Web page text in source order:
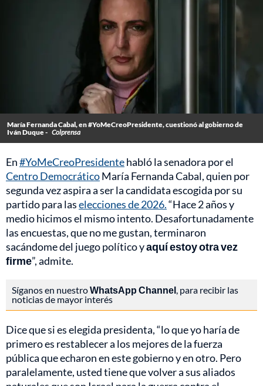
María Fernanda Cabal, en #YoMeCreoPresidente, cuestionó al gobierno de
Iván Duque - Colprensa
En#YoMeCreoPresidentehabló la senadora por el
Centro DemocráticoMaría Fernanda Cabal, quien por
segunda vez aspira a ser la candidata escogida por su
partido para laselecciones de 2026.“Hace 2 años y
medio hicimos el mismo intento. Desafortunadamente
las encuestas, que no me gustan, terminaron
sacándome del juego político yaquí estoy otra vez
firme”, admite.
Síganos en nuestroWhatsApp Channel, para recibir las
noticias de mayor interés
Dice que si es elegida presidenta, “lo que yo haría de
primero es restablecer a los mejores de la fuerza
pública que echaron en este gobierno y en otro. Pero
paralelamente, usted tiene que volver a sus aliados